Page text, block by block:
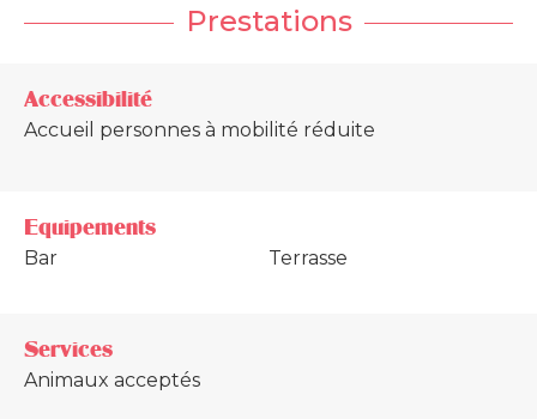
Prestations
Accessibilité
Accueil personnes à mobilité réduite
Equipements
Bar Terrasse
Services
Animaux acceptés